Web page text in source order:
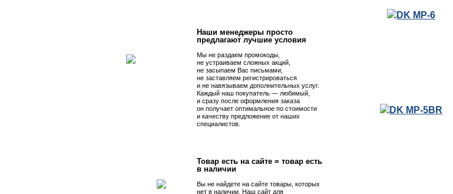
Наши менеджеры просто
предлагают лучшие условия
Мы не раздаем промокоды,
не устраиваем сложных акций,
не засыпаем Вас письмами,
не заставляем регистрироваться
и не навязываем дополнительных услуг.
Каждый наш покупатель — любимый,
и сразу после оформления заказа
он получает оптимальное по стоимости
и качеству предложение от наших
специалистов.
Товар есть на сайте = товар есть
в наличии
Вы не найдете на сайте товары, которых
нет в наличии. Наш сайт для